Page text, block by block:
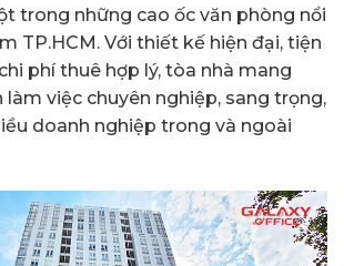
trong những cao ốc văn phòng nổi
TP.HCM. Với thiết kế hiện đại, tiện
phí thuê hợp lý, tòa nhà mang
việc chuyên nghiệp, sang trọng,
doanh nghiệp trong và ngoài